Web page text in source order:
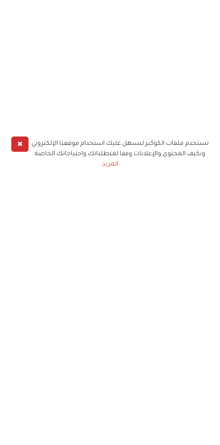
✖
نستخدم ملفات الكوكيز لنسهل عليك استخدام موقعنا الإلكتروني
ونكيف المحتوى والإعلانات وفقا لمتطلباتك واحتياجاتك الخاصة
المزيد